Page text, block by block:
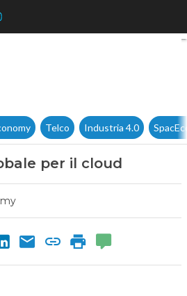
Piattaforma globale per il
Telco Industria 4.0
per il cloud